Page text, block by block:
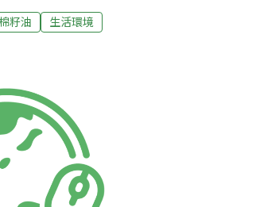
為所有料理都會使用上的油品，一
單整理油安問題，也為消費者未來
最期待的應當是政府拿出方針、廠
許多民眾食用的大統長基油品，摻有
油」，因此爆紅的棉籽油身世真相到
境資訊中心此次棉籽油風波捉出濫用
「富味鄉」，因為根據檢方說法，此
籽油
生活環境